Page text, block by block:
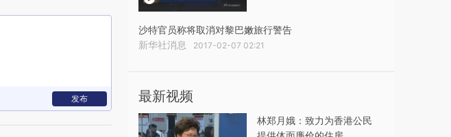
发布
沙特官员称将取消对黎巴嫩旅行警告
新华社消息 2017-02-07 02:21
最新视频
林郑月娥：致力为香港公民